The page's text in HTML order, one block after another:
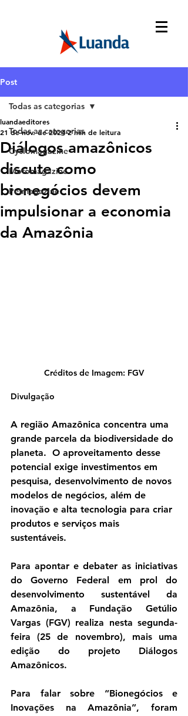
Post
Todas as categorias
Cyclomagazine
Motomagazine
Petmagazine
Todas as categorias
Diálogos amazônicos
discute como
bionegócios devem
impulsionar a economia
da Amazônia
luandaeditores
21 de nov. de 2024 2 min de leitura
Créditos de Imagem: FGV
Divulgação
A região Amazônica concentra uma
grande parcela da biodiversidade do
planeta.  O aproveitamento desse
potencial exige investimentos em
pesquisa, desenvolvimento de novos
modelos de negócios, além de
inovação e alta tecnologia para criar
produtos e serviços mais
sustentáveis.
Para apontar e debater as iniciativas
do Governo Federal em prol do
desenvolvimento sustentável da
Amazônia, a Fundação Getúlio
Vargas (FGV) realiza nesta segunda-
feira (25 de novembro), mais uma
edição do projeto Diálogos
Amazônicos.
Para falar sobre “Bionegócios e
Inovações na Amazônia”, foram